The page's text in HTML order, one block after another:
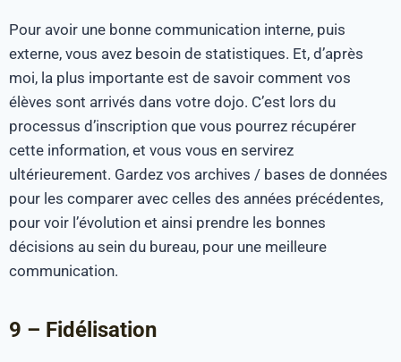
Pour avoir une bonne communication interne, puis
externe, vous avez besoin de statistiques. Et, d’après
moi, la plus importante est de savoir comment vos
élèves sont arrivés dans votre dojo. C’est lors du
processus d’inscription que vous pourrez récupérer
cette information, et vous vous en servirez
ultérieurement. Gardez vos archives / bases de données
pour les comparer avec celles des années précédentes,
pour voir l’évolution et ainsi prendre les bonnes
décisions au sein du bureau, pour une meilleure
communication.
9 – Fidélisation